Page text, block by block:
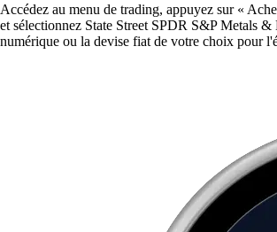
Accédez au menu de trading, appuyez sur «
et sélectionnez State Street SPDR S&P Metals
numérique ou la devise fiat de votre choix pour